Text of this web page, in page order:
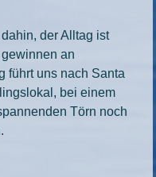
der Alltag ist
an
führt uns nach Santa
bei einem
Törn noch